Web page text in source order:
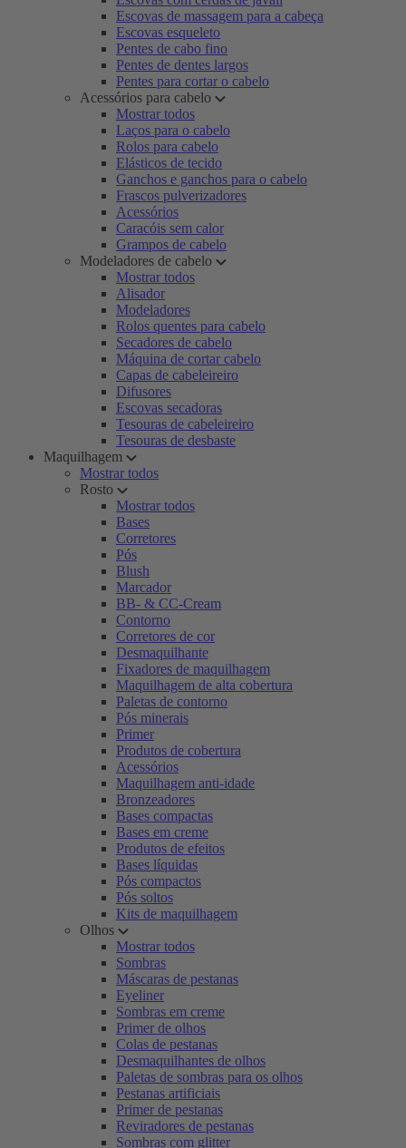
Escovas de massagem para a cabeça
Escovas esqueleto
Pentes de cabo fino
Pentes de dentes largos
Pentes para cortar o cabelo
Acessórios para cabelo
Mostrar todos
Laços para o cabelo
Rolos para cabelo
Elásticos de tecido
Ganchos e ganchos para o cabelo
Frascos pulverizadores
Acessórios
Caracóis sem calor
Grampos de cabelo
Modeladores de cabelo
Mostrar todos
Alisador
Modeladores
Rolos quentes para cabelo
Secadores de cabelo
Máquina de cortar cabelo
Capas de cabeleireiro
Difusores
Escovas secadoras
Tesouras de cabeleireiro
Tesouras de desbaste
Maquilhagem
Mostrar todos
Rosto
Mostrar todos
Bases
Corretores
Pós
Blush
Marcador
BB- & CC-Cream
Contorno
Corretores de cor
Desmaquilhante
Fixadores de maquilhagem
Maquilhagem de alta cobertura
Paletas de contorno
Pós minerais
Primer
Produtos de cobertura
Acessórios
Maquilhagem anti-idade
Bronzeadores
Bases compactas
Bases em creme
Produtos de efeitos
Bases líquidas
Pós compactos
Pós soltos
Kits de maquilhagem
Olhos
Mostrar todos
Sombras
Máscaras de pestanas
Eyeliner
Sombras em creme
Primer de olhos
Colas de pestanas
Desmaquilhantes de olhos
Paletas de sombras para os olhos
Pestanas artificiais
Primer de pestanas
Reviradores de pestanas
Sombras com glitter